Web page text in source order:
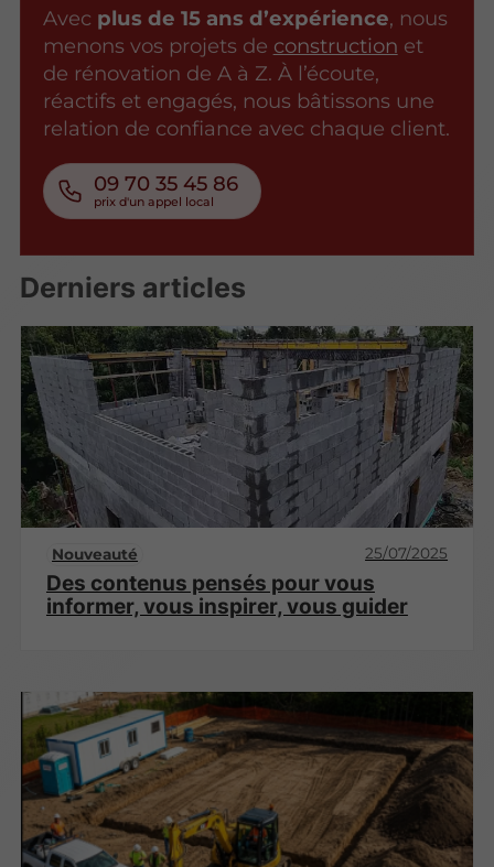
Avec plus de 15 ans d’expérience, nous
menons vos projets de construction et
de rénovation de A à Z. À l’écoute,
réactifs et engagés, nous bâtissons une
relation de confiance avec chaque client.
09 70 35 45 86
Derniers articles
Nouveauté 25/07/2025
Des contenus pensés pour vous
informer, vous inspirer, vous guider